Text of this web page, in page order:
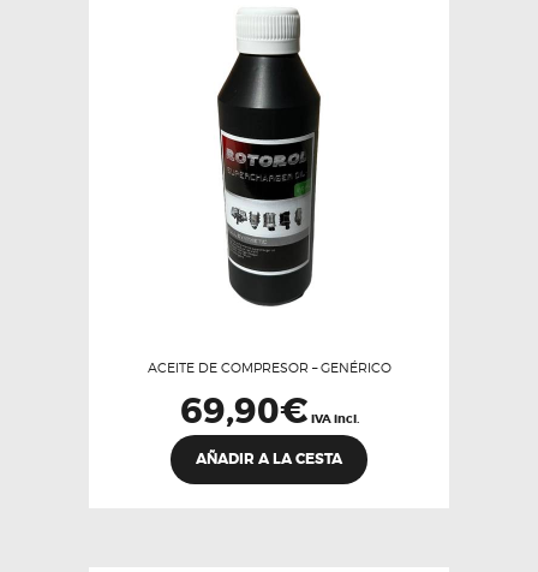
ACEITE DE COMPRESOR – GENÉRICO
69,90€ IVA incl.
AÑADIR A LA CESTA